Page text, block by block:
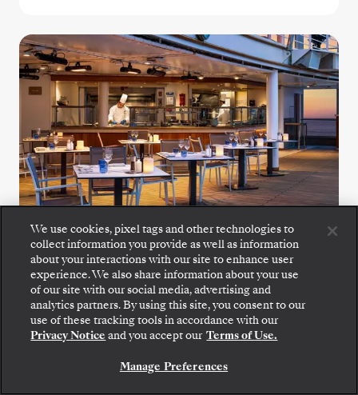
The Grill
Desfrute de saladas frescas, marisco
grelhado e bifes no ponto no The Grill, um
We use cookies, pixel tags and other technologies to
collect information you provide as well as information
about your interactions with our site to enhance user
experience. We also share information about your use
of our site with our social media, advertising and
analytics partners. By using this site, you consent to our
use of these tracking tools in accordance with our
Privacy Notice and you accept our Terms of Use.
Manage Preferences